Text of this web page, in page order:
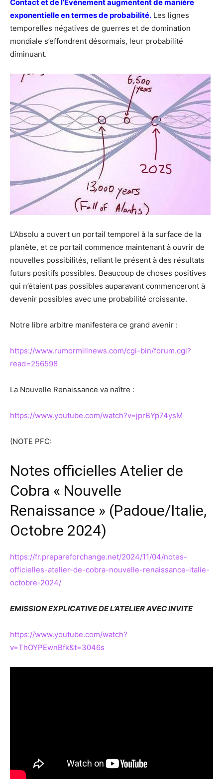
Contact et de l’Événement augmentent de manière
exponentielle en termes de probabilité. Les lignes
temporelles négatives de guerres et de domination
mondiale s’effondrent désormais, leur probabilité
diminuant.
L’Absolu a ouvert un portail temporel à la surface de la
planète, et ce portail commence maintenant à ouvrir de
nouvelles possibilités, reliant le présent à des résultats
futurs positifs possibles. Beaucoup de choses positives
qui n’étaient pas possibles auparavant commenceront à
devenir possibles avec une probabilité croissante.
Notre libre arbitre manifestera ce grand avenir :
https://www.rumormillnews.com/cgi-bin/forum.cgi?
read=256598
La Nouvelle Renaissance va naître :
https://www.youtube.com/watch?v=jprBYp74ysM
(NOTE PFC:
Notes officielles Atelier de
Cobra « Nouvelle
Renaissance » (Padoue/Italie,
Octobre 2024)
https://fr.prepareforchange.net/2024/11/04/notes-
officielles-atelier-de-cobra-nouvelle-renaissance-italie-
octobre-2024/
EMISSION EXPLICATIVE DE L’ATELIER AVEC INVITE
https://www.youtube.com/watch?
v=ThOYPEwnBfk&t=3046s